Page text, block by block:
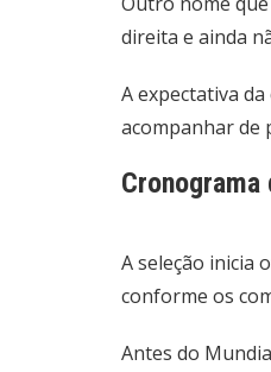
direita e ainda
A expectativa
acompanhar de
Cronograma
A seleção inicia
conforme os
Antes do